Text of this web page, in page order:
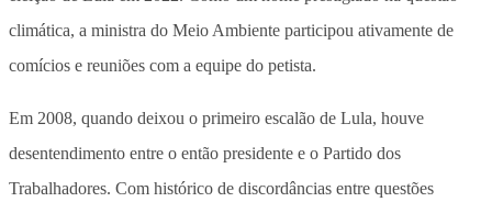
climática, a ministra do Meio Ambiente participou ativamente de
comícios e reuniões com a equipe do petista.
Em 2008, quando deixou o primeiro escalão de Lula, houve
desentendimento entre o então presidente e o Partido dos
Trabalhadores. Com histórico de discordâncias entre questões